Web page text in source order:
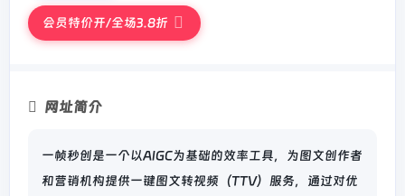
会员特价开/全场3.8折
网址简介
一帧秒创是一个以AIGC为基础的效率工具，为图文创作者
和营销机构提供一键图文转视频（TTV）服务，通过对优